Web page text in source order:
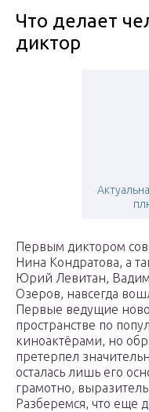
Что делает
диктор
Первым диктором
Нина Кондратова, а
Юрий Левитан,
Озеров, навсегда
Первые ведущие
пространстве по
киноактёрами, но
претерпел
осталась лишь его
грамотно,
Разберемся, что еще